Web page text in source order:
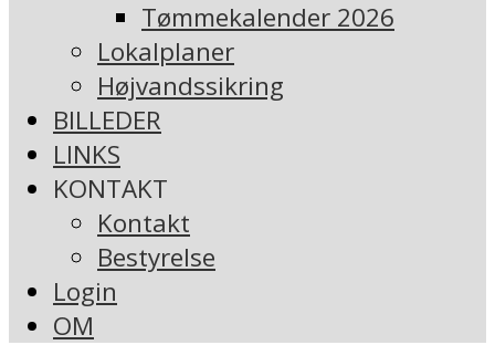
Tømmekalender 2026
Lokalplaner
Højvandssikring
BILLEDER
LINKS
KONTAKT
Kontakt
Bestyrelse
Login
OM